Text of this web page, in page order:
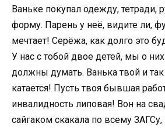
Ваньке покупал одежду, тетради,
форму. Парень у неё, видите ли,
мечтает! Серёжа, как долго это
У нас с тобой двое детей, мы о
должны думать. Ванька твой и
катается! Пусть твоя бывшая
инвалидность липовая! Вон на
сайгаком скакала по всему